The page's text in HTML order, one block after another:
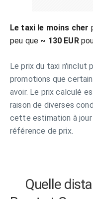
Le taxi le moins cher
peu que ~ 130 EUR
Le prix du taxi n'inclut
promotions que
avoir. Le prix calculé
raison de diverses
cette estimation à
référence de prix.
Quelle